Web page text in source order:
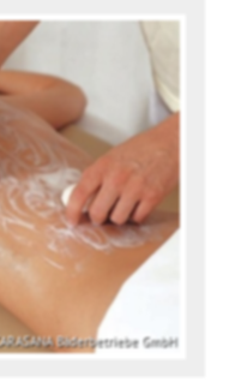
Bäderbetriebe GmbH